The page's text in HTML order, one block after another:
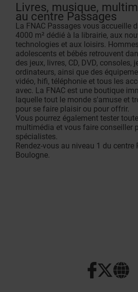
Livres, musique,
au centre Passages
La FNAC Passages vous accueille
4000 m² dédié à la librairie, aux
technologies et aux loisirs.
adolescents et bébés retrouvent
des jeux, livres, CD, DVD, consoles,
ordinateurs, ainsi que des
vidéo, hifi, téléphonie et tous les
avec. La FNAC est une boutique
laquelle tout le monde s'amuse et
pour se faire plaisir ou pour offrir.
Vous pourrez également tester
multimédia et vous faire conseiller
spécialistes.
Rendez-vous au niveau 1 du centre
Boulogne.